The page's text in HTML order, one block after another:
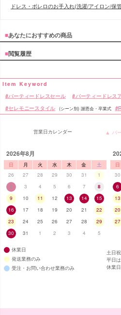
■スペック表
ドレス・ボレロのお手入れ(洗濯/アイロン/保
■あなたにおすすめの商品
■閲覧履歴
パーティードレスセール パーティードレス
セレモニースタイル (シーン別) 謝恩会・卒業式
▲ パ
営業日カレンダー
2026年8月
日 月 火 水 木 金
土
26
27 28 29 30 31
1
2
3 4 5 6 7
8
9
10 11 12 13 14
15
16
17 18 19 20 21
22
23
24 25 26 27 28
29
30
31 1 2 3 4 5
日
30
6
13
20
27
休業日
発送業務のみ
受注・お問い合わせ業務のみ
土日
平日
休業